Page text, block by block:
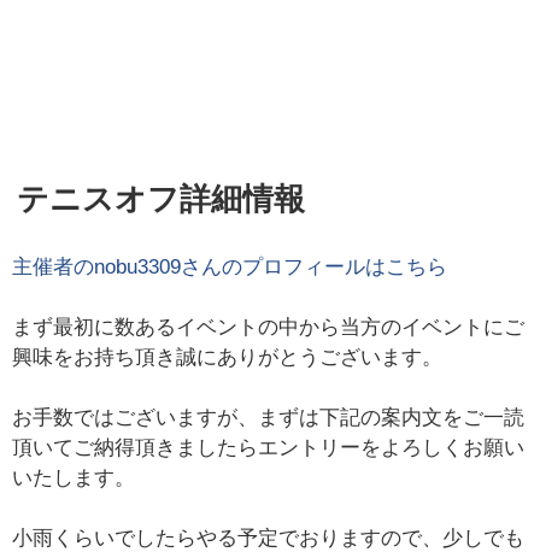
テニスオフ詳細情報
主催者のnobu3309さんのプロフィールはこちら
まず最初に数あるイベントの中から当方のイベントにご
興味をお持ち頂き誠にありがとうございます。
お手数ではございますが、まずは下記の案内文をご一読
頂いてご納得頂きましたらエントリーをよろしくお願い
いたします。
小雨くらいでしたらやる予定でおりますので、少しでも